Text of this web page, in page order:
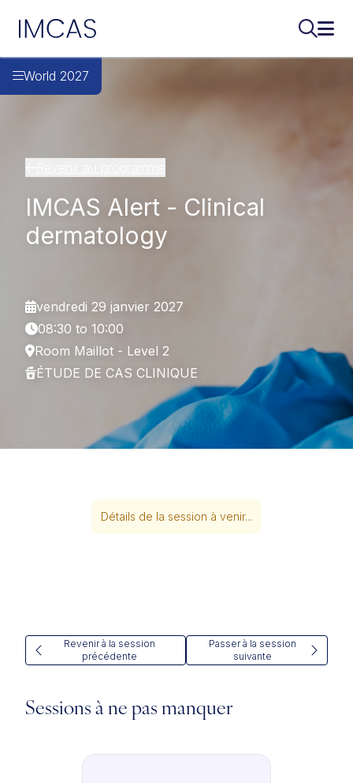
IMCAS
World 2027
IMCAS Alert - Clinical
dermatology
vendredi 29 janvier 2027
08:30 to 10:00
Room Maillot - Level 2
ÉTUDE DE CAS CLINIQUE
Détails de la session à venir...
Revenir à la session
précédente
Passer à la session
suivante
Sessions à ne pas manquer